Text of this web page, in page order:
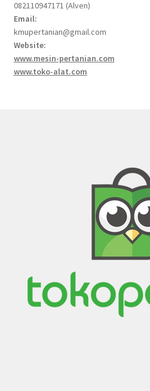
082110947171 (Alven)
Email:
kmupertanian@gmail.com
Website:
www.mesin-pertanian.com
www.toko-alat.com